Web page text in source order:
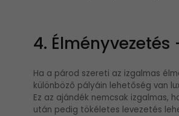
4.
Ha a párod szereti az izgalmas
különböző pályáin lehetőség van
Ez az ajándék nemcsak izgalmas,
után pedig tökéletes levezetés